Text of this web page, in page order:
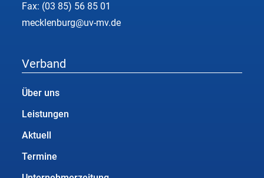
Fax: (03 85) 56 85 01
mecklenburg@uv-mv.de
Verband
Über uns
Leistungen
Aktuell
Termine